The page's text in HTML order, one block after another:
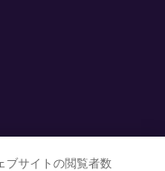
ブサイトの閲覧者数